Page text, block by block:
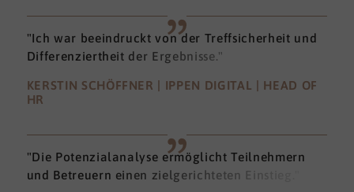
"Ich war beeindruckt von der Treffsicherheit und
Differenziertheit der Ergebnisse."
KERSTIN SCHÖFFNER | IPPEN DIGITAL | HEAD OF
HR
"Die Potenzialanalyse ermöglicht Teilnehmern
und Betreuern einen zielgerichteten Einstieg."